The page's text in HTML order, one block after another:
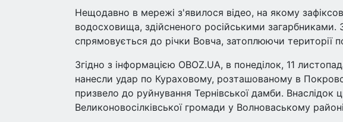
Нещодавно в мережі з'явилося відео, на якому
водосховища, здійсненого російськими
спрямовується до річки Вовча, затоплюючи території
Згідно з інформацією OBOZ.UA, в понеділок, 11
нанесли удар по Кураховому, розташованому в
призвело до руйнування Тернівської дамби. Внаслідок
Великоновосілківської громади у Волноваському